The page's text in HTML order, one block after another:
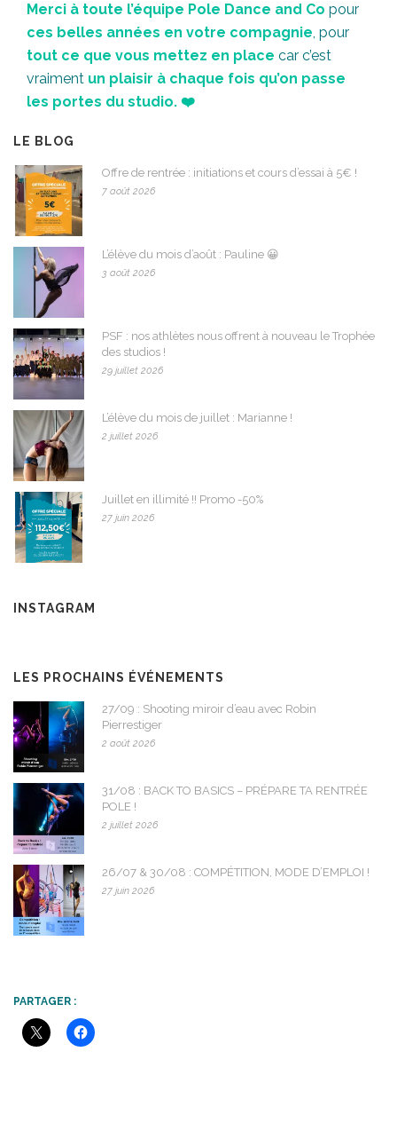
Merci à toute l’équipe Pole Dance and Co pour
ces belles années en votre compagnie, pour
tout ce que vous mettez en place car c’est
vraiment un plaisir à chaque fois qu’on passe
les portes du studio. ❤️
LE BLOG
Offre de rentrée : initiations et cours d’essai à 5€ !
7 août 2026
L’élève du mois d’août : Pauline 😀
3 août 2026
PSF : nos athlètes nous offrent à nouveau le Trophée
des studios !
29 juillet 2026
L’élève du mois de juillet : Marianne !
2 juillet 2026
Juillet en illimité !! Promo -50%
27 juin 2026
INSTAGRAM
LES PROCHAINS ÉVÉNEMENTS
27/09 : Shooting miroir d’eau avec Robin
Pierrestiger
2 août 2026
31/08 : BACK TO BASICS – PRÉPARE TA RENTRÉE
POLE !
2 juillet 2026
26/07 & 30/08 : COMPÉTITION, MODE D’EMPLOI !
27 juin 2026
PARTAGER :